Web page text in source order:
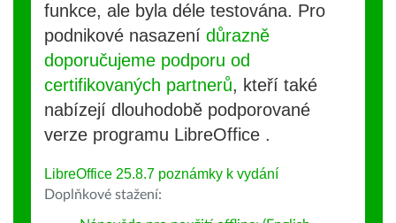
funkce, ale byla déle testována. Pro
podnikové nasazení důrazně
doporučujeme podporu od
certifikovaných partnerů, kteří také
nabízejí dlouhodobě podporované
verze programu LibreOffice .
LibreOffice 25.8.7 poznámky k vydání
Doplňkové stažení: